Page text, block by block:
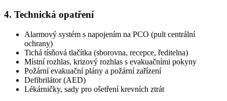
4. Technická opatření
Alarmový systém s napojením na PCO (pult centrální
ochrany)
Tichá tísňová tlačítka (sborovna, recepce, ředitelna)
Místní rozhlas, krizový rozhlas s evakuačními pokyny
Požární evakuační plány a požární zařízení
Defibrilátor (AED)
Lékárničky, sady pro ošetření krevních ztrát